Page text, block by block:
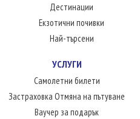
Дестинации
Екзотични почивки
Най-търсени
УСЛУГИ
Самолетни билети
Застраховка Отмяна на пътуване
Ваучер за подарък